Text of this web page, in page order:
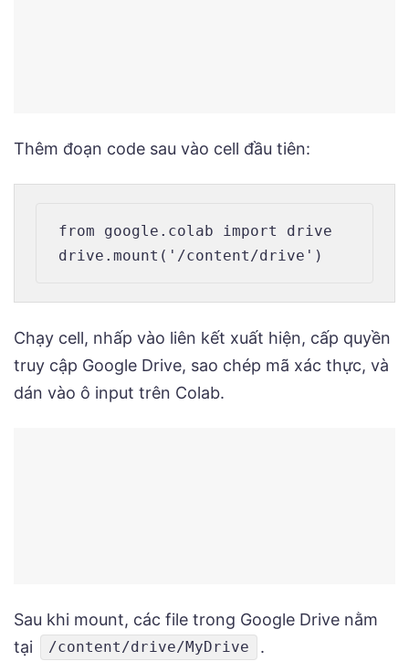
Thêm đoạn code sau vào cell đầu tiên:
from google.colab import drive
Chạy cell, nhấp vào liên kết xuất hiện, cấp quyền
truy cập Google Drive, sao chép mã xác thực, và
dán vào ô input trên Colab.
Sau khi mount, các file trong Google Drive nằm
tại
/content/drive/MyDrive .